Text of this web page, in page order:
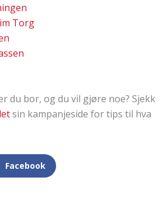
Torg
du bor, og du vil gjøre noe? Sjekk
sin kampanjeside for tips til hva
Facebook